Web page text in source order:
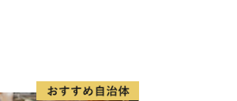
のご支援を引き